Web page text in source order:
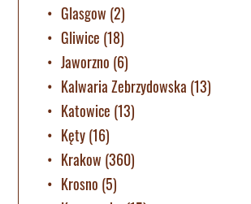
Glasgow (2)
Gliwice (18)
Jaworzno (6)
Kalwaria Zebrzydowska (13)
Katowice (13)
Kęty(16)
Krakow (360)
Krosno (5)